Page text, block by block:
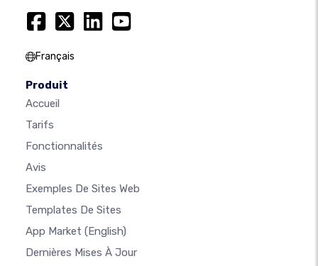
Français
Produit
Accueil
Tarifs
Fonctionnalités
Avis
Exemples De Sites Web
Templates De Sites
App Market (English)
Dernières Mises À Jour